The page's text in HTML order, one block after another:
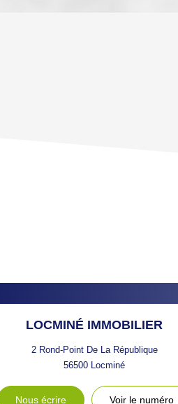
LOCMINÉ IMMOBILIER
2 Rond-Point De La République
56500 Locminé
Nous écrire Voir le numéro